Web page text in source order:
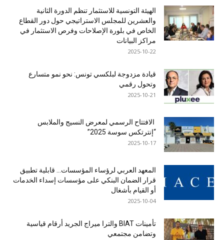
الهيئة التونسية للاستثمار تنظم الدورة الثانية
والعشرين للمجلس الاستراتيجي حول دور القطاع
الخاص في بلورة الإصلاحات وفرص الاستثمار في
مراكز البيانات
2025-10-22
قيادة مزدوجة لبلكسي تونس: نحو نمو متسارع
وتحول رقمي
2025-10-21
الافتتاح الرسمي لمعرض النسيج والملابس
“إنترتكس سوسة 2025”
2025-10-17
المعهد العربي لرؤساء المؤسسات… قابلية تطبيق
قرار الضمان البنكي على مؤسسات إسداء الخدمات
أو القيام بأشغال
2025-10-04
تأمينات BIAT والترا ميراج الجريد أرقام قياسية
وتضامن مجتمعي